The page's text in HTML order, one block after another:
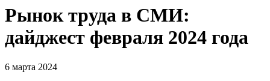
Рынок труда в СМИ:
дайджест февраля 2024 года
6 марта 2024